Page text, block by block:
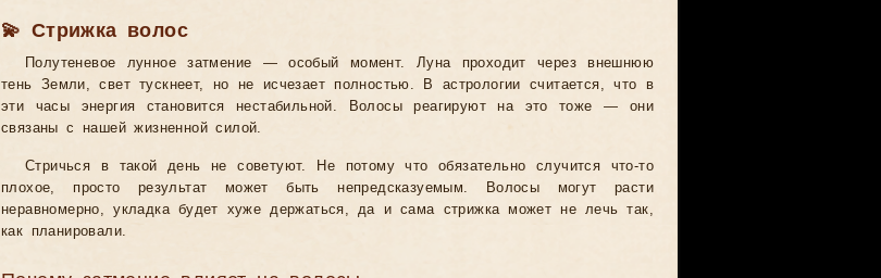
💫 Стрижка волос
Полутеневое лунное затмение — особый момент. Луна проходит через внешнюю
тень Земли, свет тускнеет, но не исчезает полностью. В астрологии считается, что в
эти часы энергия становится нестабильной. Волосы реагируют на это тоже — они
связаны с нашей жизненной силой.
Стричься в такой день не советуют. Не потому что обязательно случится что-то
плохое, просто результат может быть непредсказуемым. Волосы могут расти
неравномерно, укладка будет хуже держаться, да и сама стрижка может не лечь так,
как планировали.